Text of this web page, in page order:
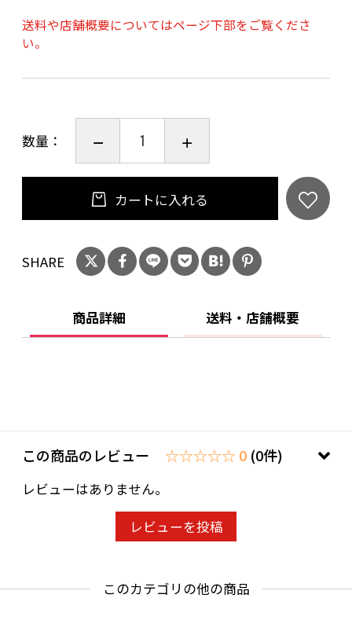
20歳未満の飲酒は法律で禁止されています。当
店は20歳未満の方への酒類の販売はいたしてお
わせ欄」に、生年月日を必ず入力してくださ
い。
ことよりモール会員で生年月日登録済みの方
は、お問い合わせ欄への入力は不要です。
送料や店舗概要についてはページ下部をご覧くださ
い。
数量：
カートに入れる
SHARE
商品詳細 送料・店舗概要
この商品のレビュー ☆☆☆☆☆ 0 (0件)
レビューはありません。
レビューを投稿
このカテゴリの他の商品